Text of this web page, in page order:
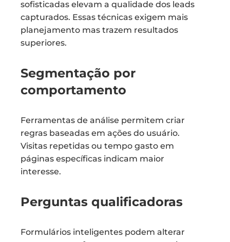
sofisticadas elevam a qualidade dos leads
capturados. Essas técnicas exigem mais
planejamento mas trazem resultados
superiores.
Segmentação por
comportamento
Ferramentas de análise permitem criar
regras baseadas em ações do usuário.
Visitas repetidas ou tempo gasto em
páginas específicas indicam maior
interesse.
Perguntas qualificadoras
Formulários inteligentes podem alterar